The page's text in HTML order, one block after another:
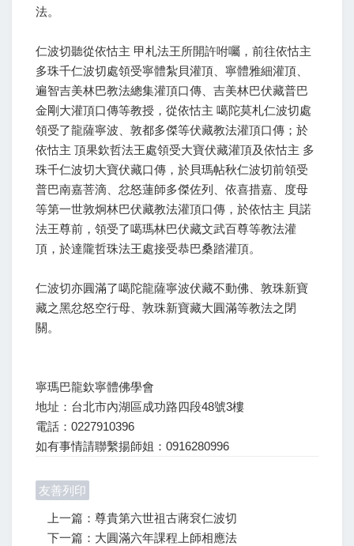
法。
仁波切聽從依怙主 甲札法王所開許咐囑，前往依怙主
多珠千仁波切處領受寧體紮貝灌頂、寧體雅細灌頂、
遍智吉美林巴教法總集灌頂口傳、吉美林巴伏藏普巴
金剛大灌頂口傳等教授，從依怙主 噶陀莫札仁波切處
領受了龍薩寧波、敦都多傑等伏藏教法灌頂口傳；於
依怙主 頂果欽哲法王處領受大寶伏藏灌頂及依怙主 多
珠千仁波切大寶伏藏口傳，於貝瑪帖秋仁波切前領受
普巴南嘉菩滴、忿怒蓮師多傑佐列、依喜措嘉、度母
等第一世敦炯林巴伏藏教法灌頂口傳，於依怙主 貝諾
法王尊前，領受了噶瑪林巴伏藏文武百尊等教法灌
頂，於達隴哲珠法王處接受恭巴桑踏灌頂。
仁波切亦圓滿了噶陀龍薩寧波伏藏不動佛、敦珠新寶
藏之黑忿怒空行母、敦珠新寶藏大圓滿等教法之閉
關。
寧瑪巴龍欽寧體佛學會
地址：台北市內湖區成功路四段48號3樓
電話：0227910396
如有事情請聯繫揚師姐：0916280996
友善列印
上一篇：尊貴第六世祖古蔣袞仁波切
下一篇：大圓滿六年課程上師相應法